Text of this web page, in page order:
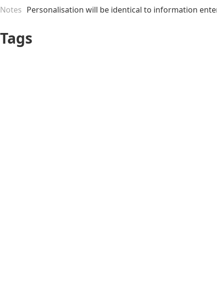
Notes Personalisation will be identical to information
Tags